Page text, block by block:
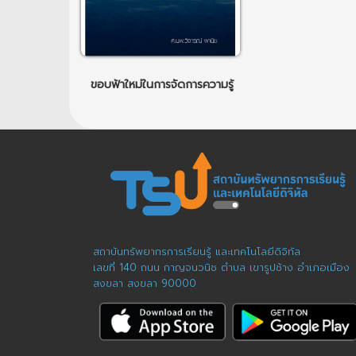
ขอบฟ้าใหม่ในการจัดการความรู้
สถาบันทรัพยากรการเรียนรู้ และเทคโนโลยีดิจิทัล
เลขที่ 140 ถนน กาญจนวนิช ตำบล เขารูปช้าง อำเภอเมือง
สงขลา สงขลา 90000